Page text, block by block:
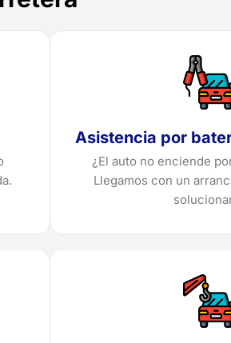
Asistencia por
¿El auto no enciende
Llegamos con un